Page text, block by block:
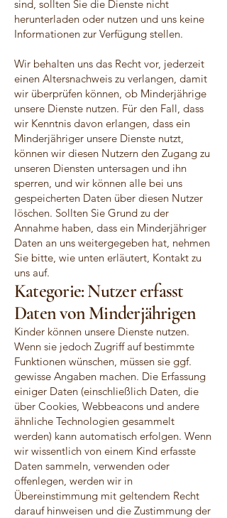
sind, sollten Sie die Dienste nicht
herunterladen oder nutzen und uns keine
Informationen zur Verfügung stellen.
Wir behalten uns das Recht vor, jederzeit
einen Altersnachweis zu verlangen, damit
wir überprüfen können, ob Minderjährige
unsere Dienste nutzen. Für den Fall, dass
wir Kenntnis davon erlangen, dass ein
Minderjähriger unsere Dienste nutzt,
können wir diesen Nutzern den Zugang zu
unseren Diensten untersagen und ihn
sperren, und wir können alle bei uns
gespeicherten Daten über diesen Nutzer
löschen. Sollten Sie Grund zu der
Annahme haben, dass ein Minderjähriger
Daten an uns weitergegeben hat, nehmen
Sie bitte, wie unten erläutert, Kontakt zu
uns auf.
Kategorie: Nutzer erfasst
Daten von Minderjährigen
Kinder können unsere Dienste nutzen.
Wenn sie jedoch Zugriff auf bestimmte
Funktionen wünschen, müssen sie ggf.
gewisse Angaben machen. Die Erfassung
einiger Daten (einschließlich Daten, die
über Cookies, Webbeacons und andere
ähnliche Technologien gesammelt
werden) kann automatisch erfolgen. Wenn
wir wissentlich von einem Kind erfasste
Daten sammeln, verwenden oder
offenlegen, werden wir in
Übereinstimmung mit geltendem Recht
darauf hinweisen und die Zustimmung der